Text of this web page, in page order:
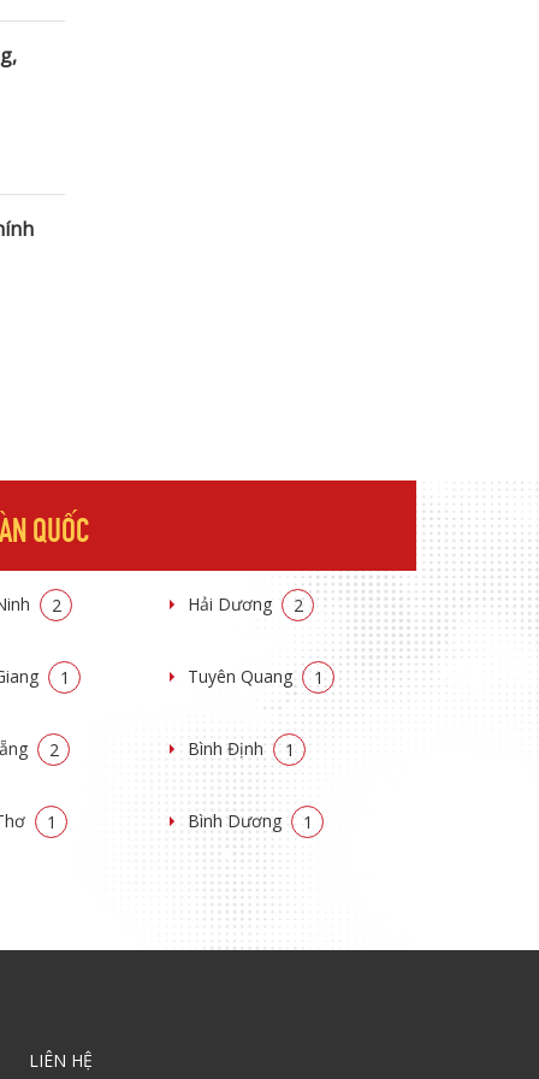
QUỐC
2 Hải Dương 2
1 Tuyên Quang 1
2 Bình Định 1
1 Bình Dương 1
LIÊN HỆ